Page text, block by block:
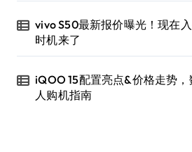
vivo S50最新报价曝光！现在
时机来了
iQOO 15配置亮点&价格走势，
人购机指南